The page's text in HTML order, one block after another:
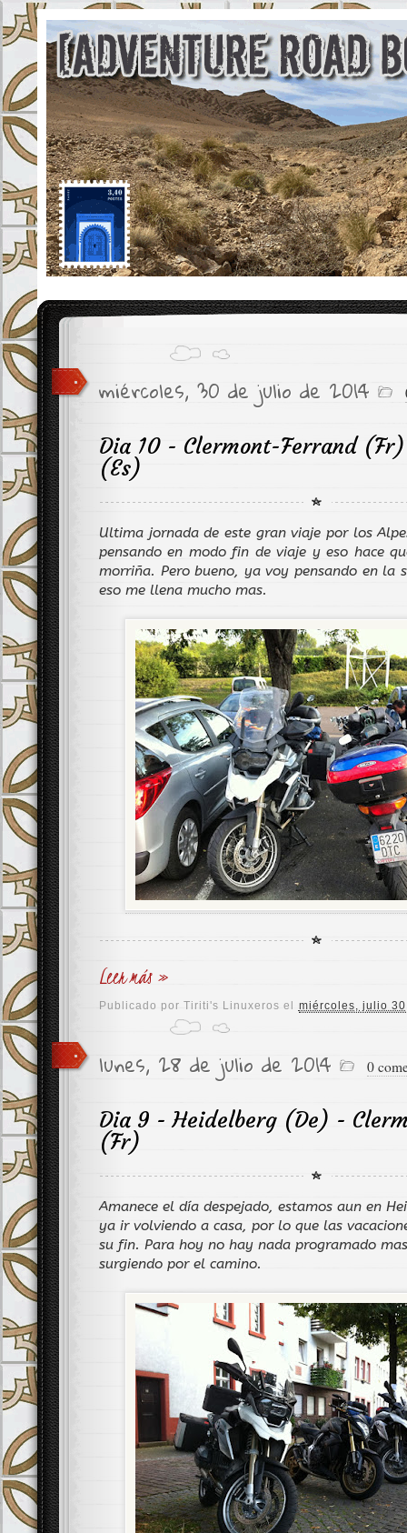
miércoles, 30 de julio de 2014
Dia 10 - Clermont-Ferrand
(Es)
Ultima jornada de este gran viaje por los
pensando en modo fin de viaje y eso hace
morriña. Pero bueno, ya voy pensando en la
eso me llena mucho mas.
Leer más »
Publicado porTiriti's Linuxeros el miércoles, julio
lunes, 28 de julio de 2014 0
Dia 9 - Heidelberg (De) -
(Fr)
Amanece el día despejado, estamos aun en
ya ir volviendo a casa, por lo que las
su fin. Para hoy no hay nada programado
surgiendo por el camino.